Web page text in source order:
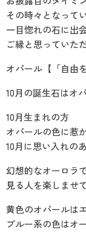
その時々となって
一目惚れの石に出
ご縁と思っていた
オパール【「自由
10月の誕生石はオ
10月生まれの方
オパールの色に惹
10月に思い入れの
幻想的なオーロラ
見る人を楽しませ
黄色のオパールは
ブルー系の色はオ